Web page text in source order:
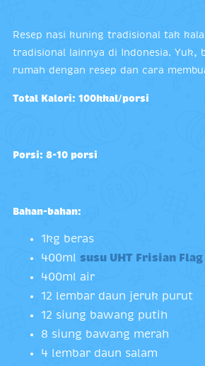
Resep nasi kuning tradisional tak
tradisional lainnya di Indonesia. Yuk,
rumah dengan resep dan cara
Total Kalori: 100kkal/porsi
Porsi: 8-10 porsi
Bahan-bahan:
1kg beras
400ml susu UHT Frisian
400ml air
12 lembar daun jeruk purut
12 siung bawang putih
8 siung bawang merah
4 lembar daun salam